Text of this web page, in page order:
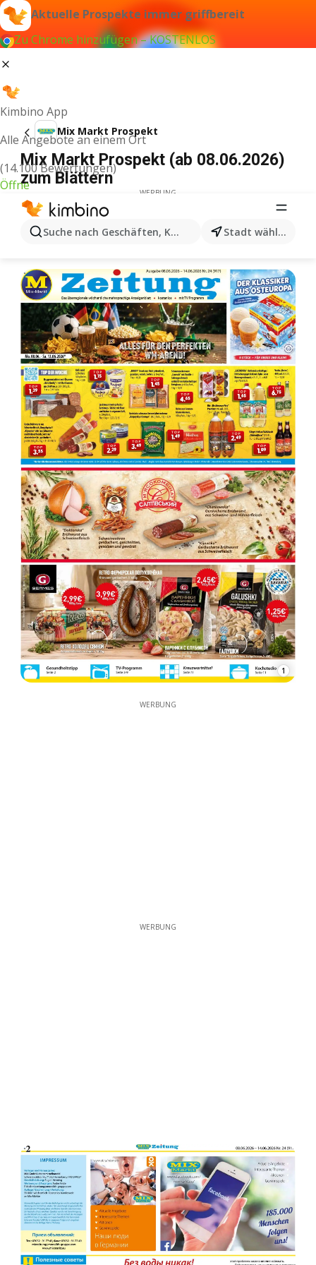
Aktuelle Prospekte immer griffbereit
Zu Chrome hinzufügen – KOSTENLOS
Kimbino App
Alle Angebote an einem Ort
(14.100 Bewertungen)
Öffne
Suche nach Geschäften, Kategorien, Produkten...
Stadt wählen
Mix Markt Prospekt
Mix Markt Prospekt (ab 08.06.2026)
zum Blättern
WERBUNG
1
WERBUNG
WERBUNG